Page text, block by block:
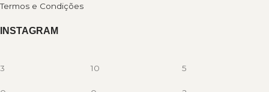
Termos e Condições
INSTAGRAM
3 10 5